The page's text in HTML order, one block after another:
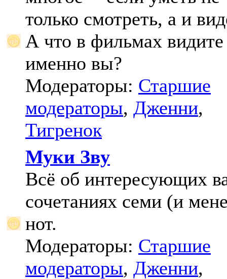
только смотреть, а и
А что в фильмах видите
именно вы?
Модераторы: Старшие
модераторы, Дженни,
Тигренок
Муки Зву
Всё об интересующих
сочетаниях семи (и
нот.
Модераторы: Старшие
модераторы, Дженни,